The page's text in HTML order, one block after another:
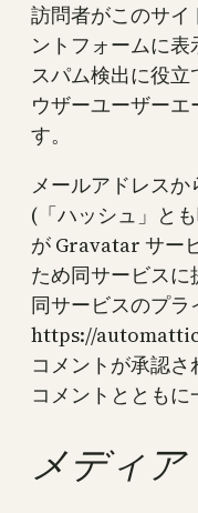
訪問者がこのサイ
ントフォームに
スパム検出に役立
ウザーユーザー
す。
メールアドレス
(「ハッシュ」と
が Gravatar サー
ため同サービスに
同サービスのプ
https://
コメントが承認
コメントとともに
メディア